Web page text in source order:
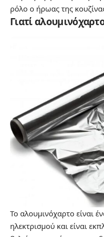
ρόλο ο ήρωας της
Γιατί
Το αλουμινόχαρτο είναι
ηλεκτρισμού και είναι